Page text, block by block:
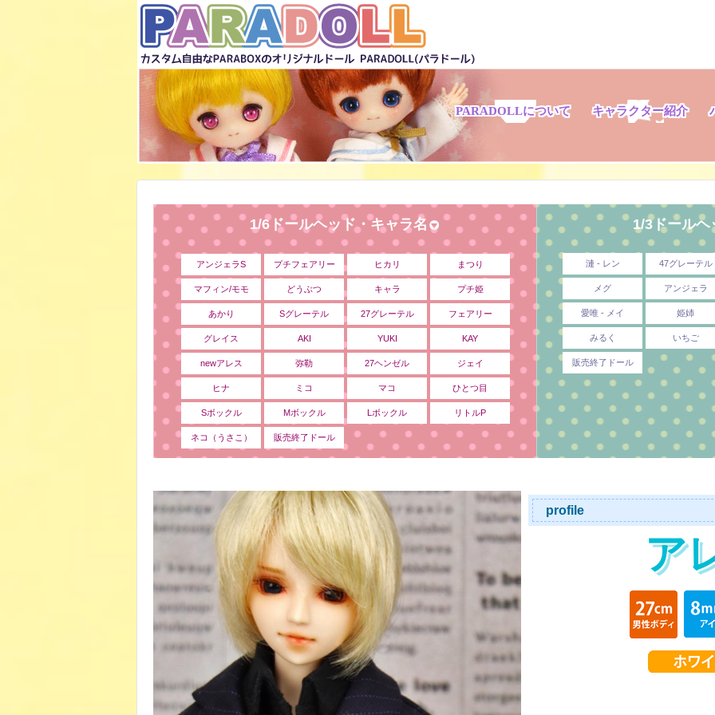
キャラクター紹介
PARADOLLについて
1/6ドールヘッド・キャラ名
アンジェラS プチフェアリー ヒカリ まつり
マフィン/モモ どうぶつ キャラ プチ姫
あかり Sグレーテル 27グレーテル フェアリー
グレイス AKI YUKI KAY
newアレス 弥勒 27ヘンゼル ジェイ
ヒナ ミコ マコ ひとつ目
Sボックル Mボックル Lボックル リトルP
ネコ（うさこ） 販売終了ドール
1/3ドールヘ
漣 - レン 47グレーテル
メグ アンジェラ
愛唯 - メイ 姫姉
みるく いちご
販売終了ドール
profile
ア